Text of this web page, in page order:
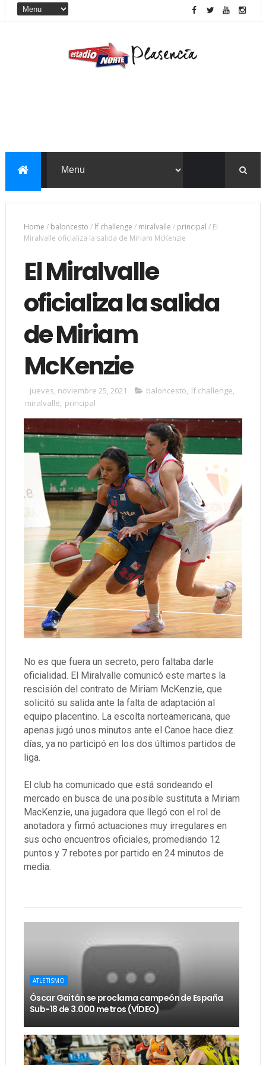
Home / baloncesto / lf challenge / miralvalle / principal / El
Miralvalle oficializa la salida de Miriam McKenzie
El Miralvalle
oficializa la salida
de Miriam
McKenzie
jueves, noviembre 25, 2021 baloncesto, lf challenge,
miralvalle, principal
No es que fuera un secreto, pero faltaba darle
oficialidad. El Miralvalle comunicó este martes la
rescisión del contrato de Miriam McKenzie, que
solicitó su salida ante la falta de adaptación al
equipo placentino. La escolta norteamericana, que
apenas jugó unos minutos ante el Canoe hace diez
días, ya no participó en los dos últimos partidos de
liga.
El club ha comunicado que está sondeando el
mercado en busca de una posible sustituta a Miriam
MacKenzie, una jugadora que llegó con el rol de
anotadora y firmó actuaciones muy irregulares en
sus ocho encuentros oficiales, promediando 12
puntos y 7 rebotes por partido en 24 minutos de
media.
ATLETISMO
Óscar Gaitán se proclama campeón de España
Sub-18 de 3.000 metros (VÍDEO)